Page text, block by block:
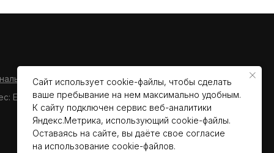
данных пользователя сайта
Екатеринбург, ул.Ясная, д.36/1
Сайт использует cookie-файлы, чтобы сделать
ваше пребывание на нем максимально удобным.
К cайту подключен сервис веб-аналитики
Яндекс.Метрика, использующий cookie-файлы.
Оставаясь на сайте, вы даёте свое согласие
на использование cookie-файлов.